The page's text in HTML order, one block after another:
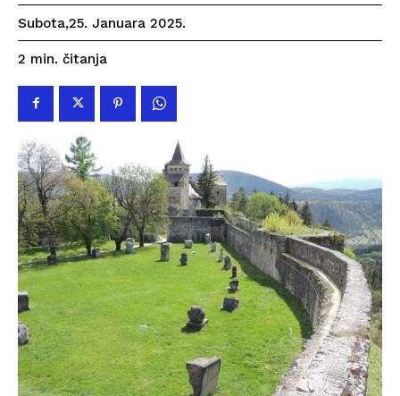
Subota,25. Januara 2025.
2 min. čitanja